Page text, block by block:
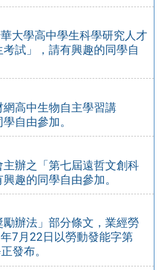
大學高中學生科學研究人才
試」，請有興趣的同學自
高中生物自主學習講
自由參加。
辦之「第七屆遠哲文創科
趣的同學自由參加。
勵辦法」部分條文，業經勞
7月22日以勞動發能字第
發布。